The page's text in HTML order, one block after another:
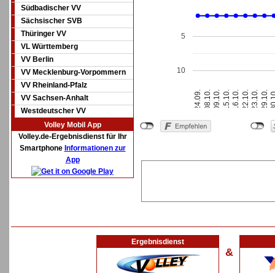
Südbadischer VV
Sächsischer SVB
Thüringer VV
VL Württemberg
VV Berlin
VV Mecklenburg-Vorpommern
VV Rheinland-Pfalz
VV Sachsen-Anhalt
Westdeutscher VV
Volley Mobil App
Volley.de-Ergebnisdienst für Ihr
Smartphone Informationen zur
App
24.09. 08.10.09.10. 15.10.16.10. 22.10.23.10. 29.10.
5
10
Ergebnisdienst
&